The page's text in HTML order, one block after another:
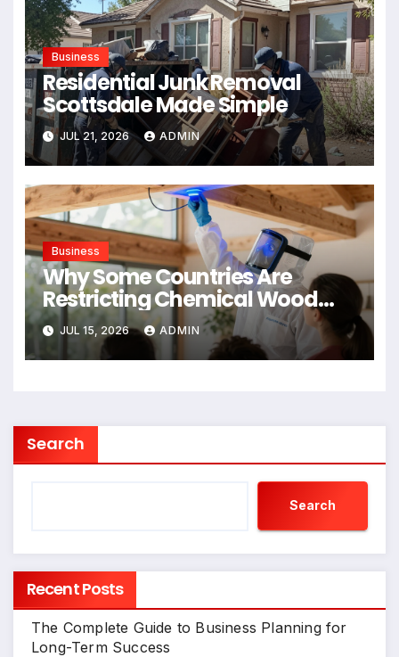
Business
Residential Junk Removal
Scottsdale Made Simple
JUL 21, 2026 ADMIN
Business
Why Some Countries Are
Restricting Chemical Wood
Treatments
JUL 15, 2026 ADMIN
Search
Search
Recent Posts
The Complete Guide to Business Planning for
Long-Term Success